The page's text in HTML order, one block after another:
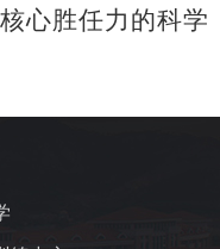
心胜任力的科学